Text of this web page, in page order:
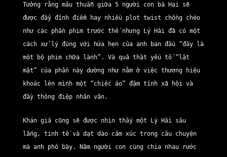
Tưởng rằng mâu thuẫn giữa 5 người con bà Hai sẽ
được đẩy đỉnh điểm hay nhiều plot twist chồng chéo
như các phần phim trước thế nhưng Lý Hải đã có một
cách xử lý đúng với hứa hẹn của anh ban đầu “đây là
một bộ phim chữa lành”. Và quả thật yếu tố “lật
mặt” của phần này dường như nằm ở việc thương hiệu
khoác lên mình một “chiếc áo” đậm tính xã hội và
đầy thông điệp nhân văn.
Khán giả cũng sẽ được nhìn thấy một Lý Hải sâu
lắng, tinh tế và dạt dào cảm xúc trong câu chuyện
mà anh phô bày. Năm người con cùng chia nhau rước